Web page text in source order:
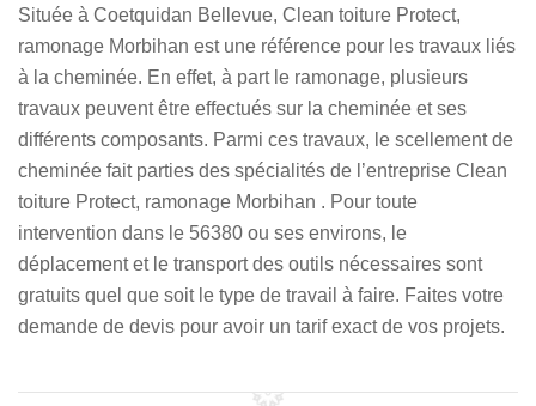
Située à Coetquidan Bellevue, Clean toiture Protect,
ramonage Morbihan est une référence pour les travaux liés
à la cheminée. En effet, à part le ramonage, plusieurs
travaux peuvent être effectués sur la cheminée et ses
différents composants. Parmi ces travaux, le scellement de
cheminée fait parties des spécialités de l’entreprise Clean
toiture Protect, ramonage Morbihan . Pour toute
intervention dans le 56380 ou ses environs, le
déplacement et le transport des outils nécessaires sont
gratuits quel que soit le type de travail à faire. Faites votre
demande de devis pour avoir un tarif exact de vos projets.